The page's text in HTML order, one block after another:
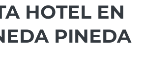
HOTEL EN
PINEDA